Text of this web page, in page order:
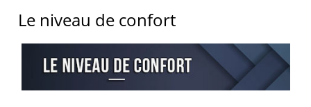
Le niveau de confort